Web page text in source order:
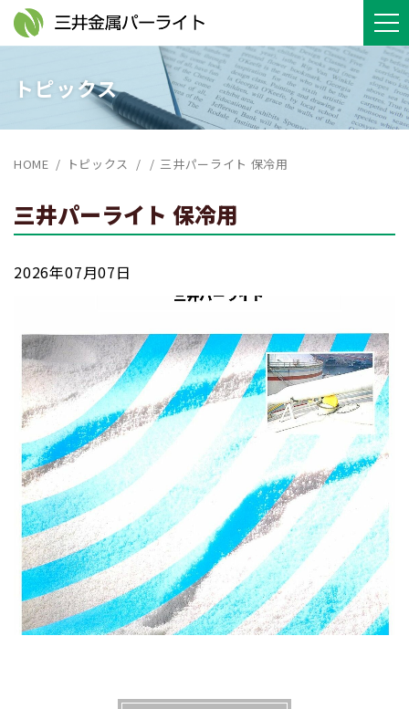
トピックス
HOME トピックス 三井パーライト 保冷用
三井パーライト 保冷用
2026年07月07日